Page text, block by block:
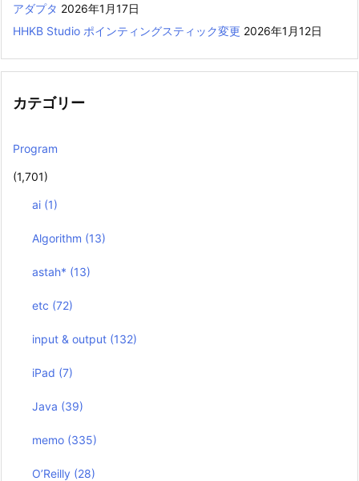
アダプタ 2026年1月17日
HHKB Studio ポインティングスティック変更 2026年1月12日
カテゴリー
Program
(1,701)
ai (1)
Algorithm (13)
astah* (13)
etc (72)
input & output (132)
iPad (7)
Java (39)
memo (335)
O’Reilly (28)